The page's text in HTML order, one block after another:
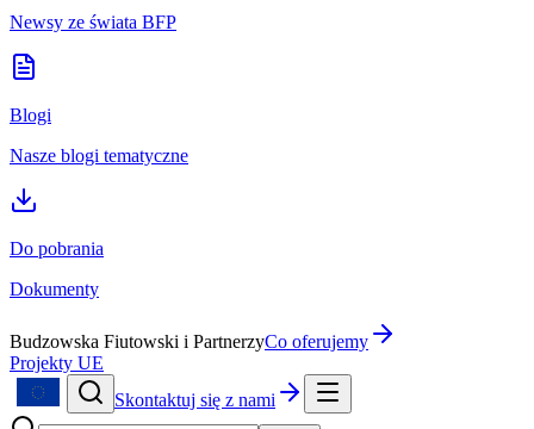
Newsy ze świata BFP
Blogi
Nasze blogi tematyczne
Do pobrania
Dokumenty
Budzowska Fiutowski i PartnerzyCo oferujemy
Projekty UE
Skontaktuj się z nami